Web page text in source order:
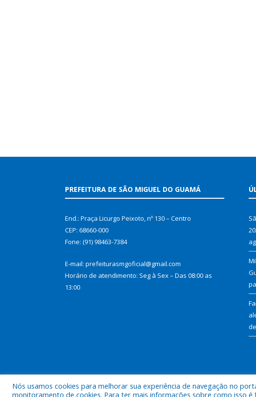
PREFEITURA DE SÃO MIGUEL DO GUAMÁ
End.: Praça Licurgo Peixoto, nº 130 – Centro
CEP: 68660-000
Fone: (91) 98463-7384
E-mail: prefeiturasmgoficial@gmail.com
Horário de atendimento: Seg à Sex – Das 08:00 as
13:00
Todos os direitos reservados a Prefeitura Municipal de São
Nós usamos cookies para melhorar sua experiência de navegação no
monitoramento de cookies. Para ter mais informações sobre como isso é